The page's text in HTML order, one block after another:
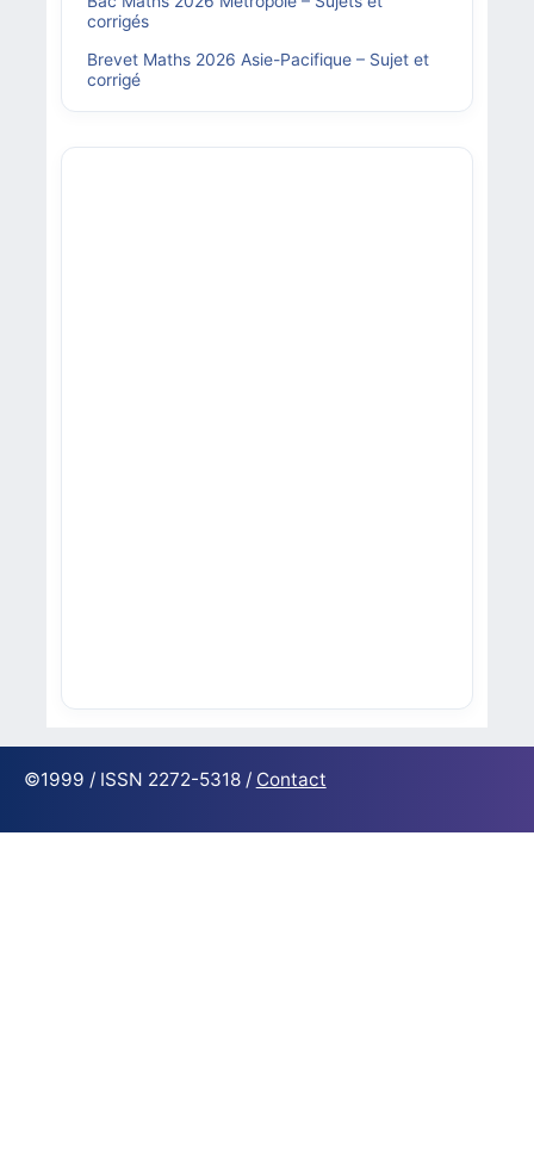
corrigés
Brevet Maths 2026 Asie-Pacifique – Sujet et
corrigé
©1999 / ISSN 2272-5318 / Contact